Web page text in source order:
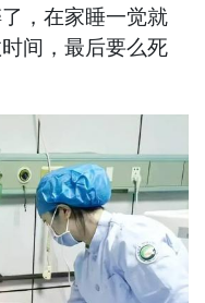
，在家睡一觉就
间，最后要么死